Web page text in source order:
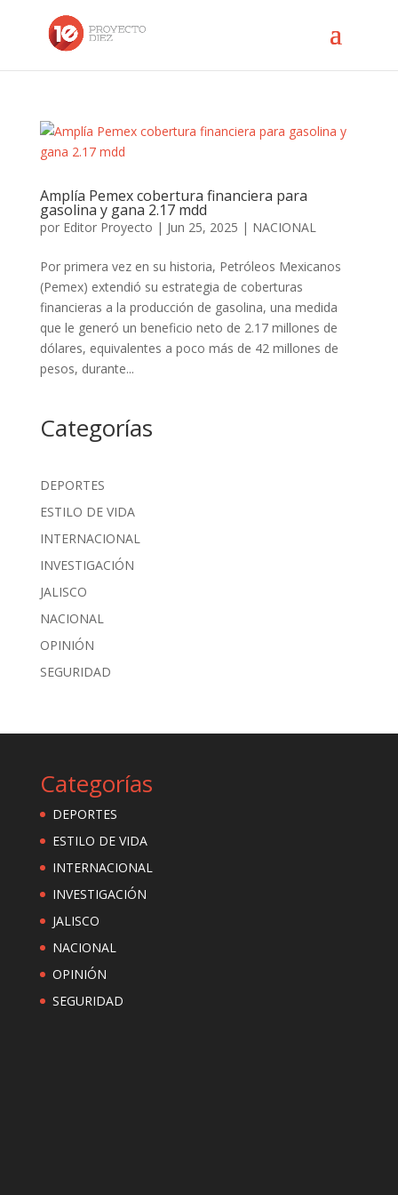
Amplía Pemex cobertura financiera para
gasolina y gana 2.17 mdd
por Editor Proyecto | Jun 25, 2025 | NACIONAL
Por primera vez en su historia, Petróleos Mexicanos
(Pemex) extendió su estrategia de coberturas
financieras a la producción de gasolina, una medida
que le generó un beneficio neto de 2.17 millones de
dólares, equivalentes a poco más de 42 millones de
pesos, durante...
Categorías
DEPORTES
ESTILO DE VIDA
INTERNACIONAL
INVESTIGACIÓN
JALISCO
NACIONAL
OPINIÓN
SEGURIDAD
Categorías
DEPORTES
ESTILO DE VIDA
INTERNACIONAL
INVESTIGACIÓN
JALISCO
NACIONAL
OPINIÓN
SEGURIDAD